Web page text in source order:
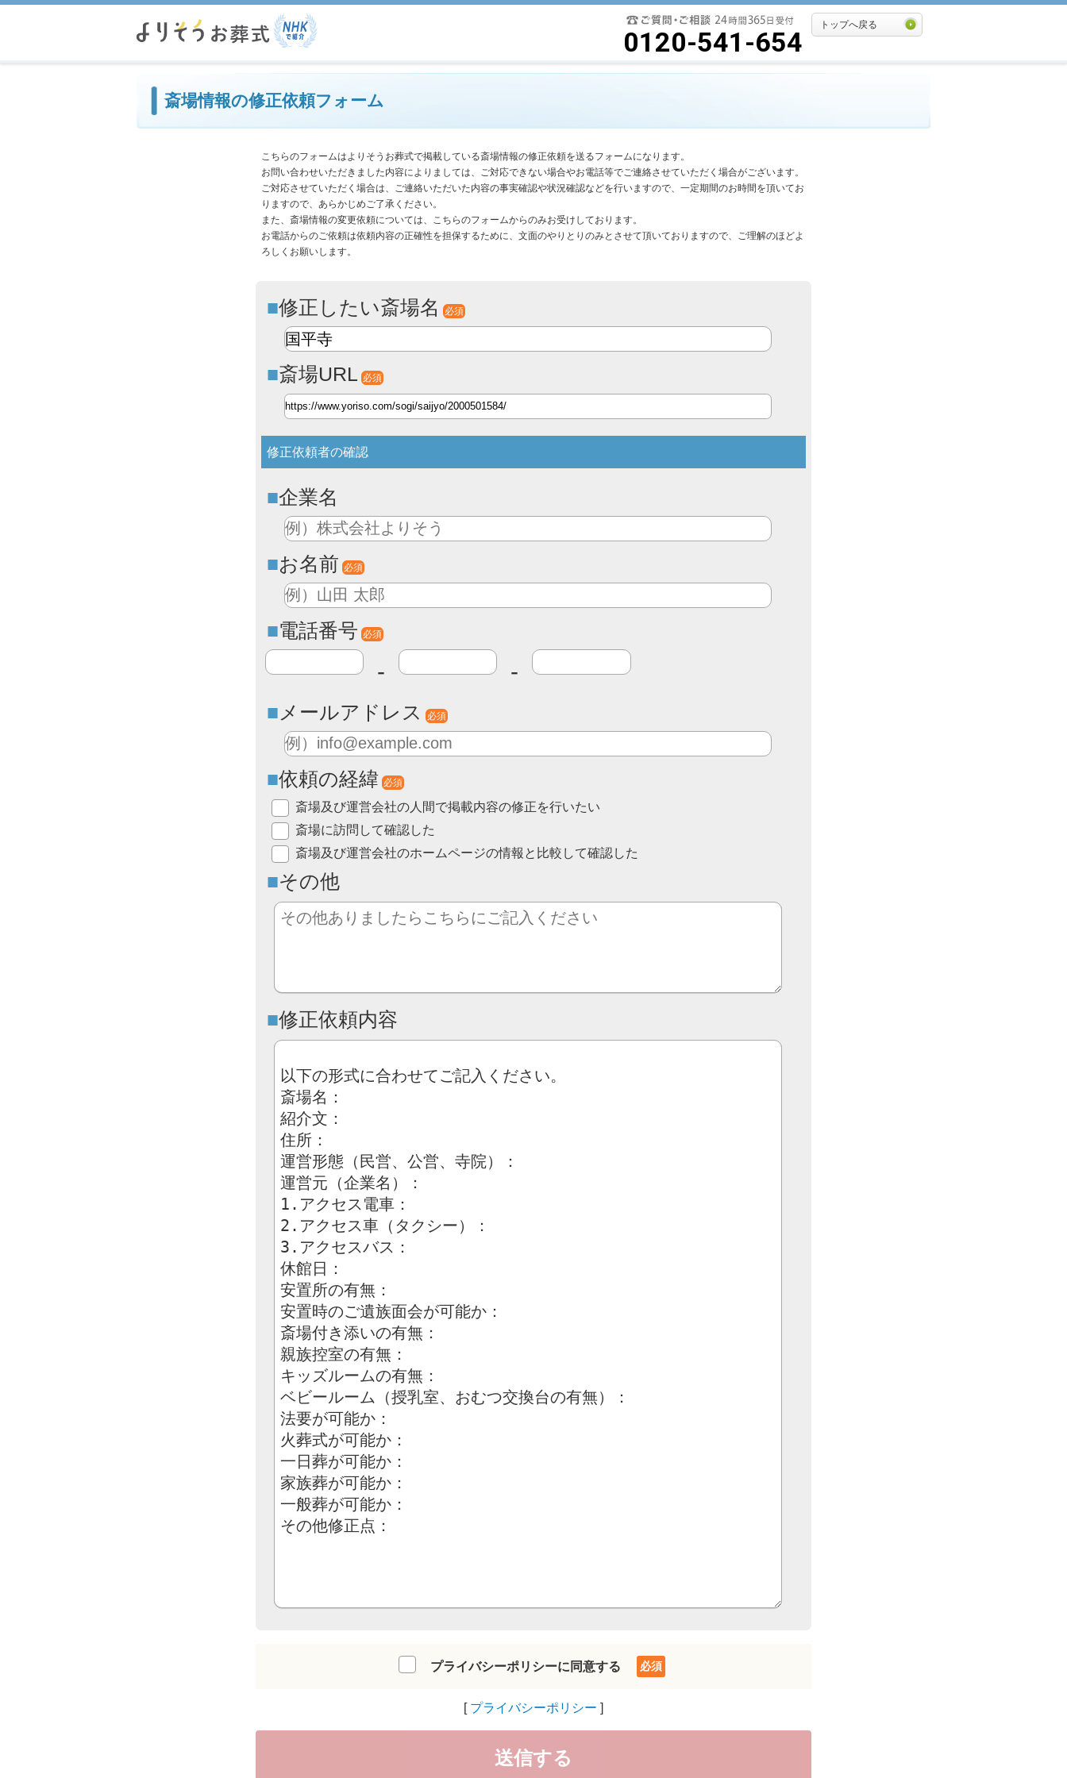
必要最低限に絞ったよりそうお葬式0120-541-654
トップへ戻る
斎場情報の修正依頼フォーム
こちらのフォームはよりそうお葬式で掲載している斎場情報の修正依頼を送るフォームになります。
お問い合わせいただきました内容によりましては、ご対応できない場合やお電話等でご連絡させていただく場合がございます。
ご対応させていただく場合は、ご連絡いただいた内容の事実確認や状況確認などを行いますので、一定期間のお時間を頂いてお
りますので、あらかじめご了承ください。
また、斎場情報の変更依頼については、こちらのフォームからのみお受けしております。
お電話からのご依頼は依頼内容の正確性を担保するために、文面のやりとりのみとさせて頂いておりますので、ご理解のほどよ
ろしくお願いします。
修正したい斎場名 必須
斎場URL 必須
修正依頼者の確認
企業名
お名前 必須
電話番号 必須
- -
メールアドレス 必須
依頼の経緯 必須
斎場及び運営会社の人間で掲載内容の修正を行いたい
斎場に訪問して確認した
斎場及び運営会社のホームページの情報と比較して確認した
その他
修正依頼内容
プライバシーポリシーに同意する
プライバシーポリシー
送信する